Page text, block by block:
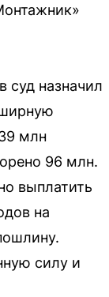
суд назначил
млн
96 млн.
выплатить
на
силу и